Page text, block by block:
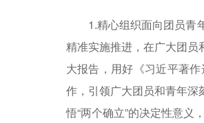
1.精心组织面向团员青年
精准实施推进，在广大团
大报告，用好《习近平著
作，引领广大团员和青年
悟“两个确立”的决定性意义